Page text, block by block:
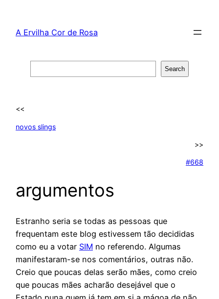
content
A Ervilha Cor de Rosa
Search
<<
novos slings
>>
#668
argumentos
Estranho seria se todas as pessoas que
frequentam este blog estivessem tão decididas
como eu a votar SIM no referendo. Algumas
manifestaram-se nos comentários, outras não.
Creio que poucas delas serão mães, como creio
que poucas mães acharão desejável que o